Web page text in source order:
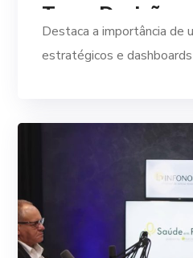
Tome Decisões
Segurança
Destaca a importância de
estratégicos e